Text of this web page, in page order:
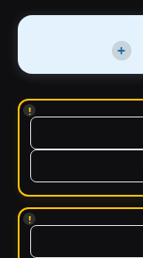
+
!
!